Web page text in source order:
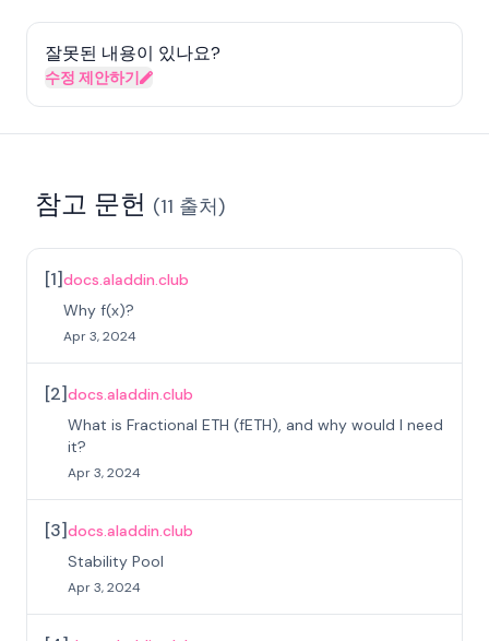
잘못된 내용이 있나요?
수정 제안하기
참고 문헌 (11 출처)
[1]docs.aladdin.club
Why f(x)?
Apr 3, 2024
[2]docs.aladdin.club
What is Fractional ETH (fETH), and why would I need
it?
Apr 3, 2024
[3]docs.aladdin.club
Stability Pool
Apr 3, 2024